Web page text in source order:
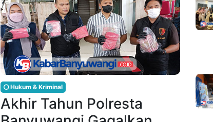
Hukum & Kriminal
Akhir Tahun Polresta